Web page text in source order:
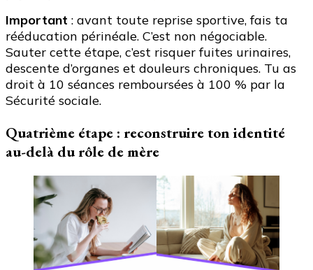
Important : avant toute reprise sportive, fais ta
rééducation périnéale. C’est non négociable.
Sauter cette étape, c’est risquer fuites urinaires,
descente d’organes et douleurs chroniques. Tu as
droit à 10 séances remboursées à 100 % par la
Sécurité sociale.
Quatrième étape : reconstruire ton identité
au-delà du rôle de mère